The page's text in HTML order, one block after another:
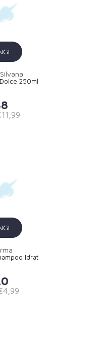
250ml
Idrat